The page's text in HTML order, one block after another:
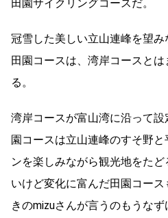
田園サイクリングコースだ。
冠雪した美しい立山連峰を望
田園コースは、湾岸コースと
る。
湾岸コースが富山湾に沿って
園コースは立山連峰のすそ野
ンを楽しみながら観光地をた
いけど変化に富んだ田園コー
きのmizuさんが言うのもうなず